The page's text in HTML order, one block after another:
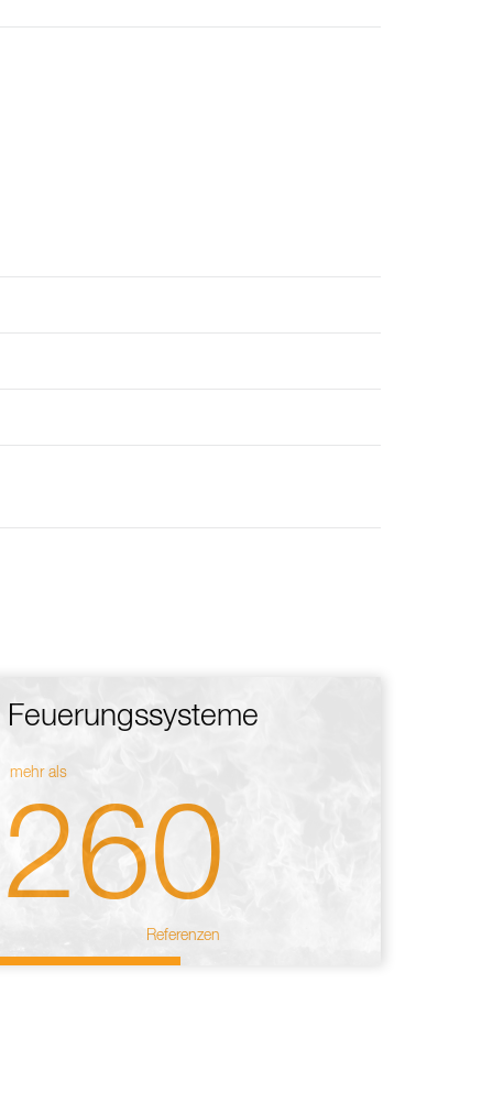
Feuerungssysteme
mehr als
260
Referenzen